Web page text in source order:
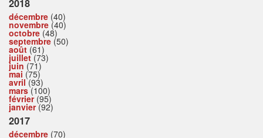
2018
décembre (40)
novembre (40)
octobre (48)
septembre (50)
août (61)
juillet(73)
juin (71)
mai (75)
avril(93)
mars(100)
février(95)
janvier(92)
2017
décembre (70)